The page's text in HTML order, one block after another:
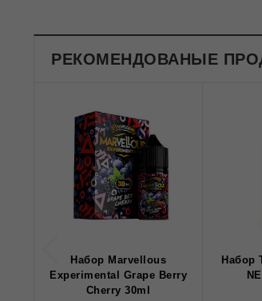
РЕКОМЕНДОВАНЫЕ
Набор Marvellous
Experimental Grape Berry
Cherry 30ml
Набор